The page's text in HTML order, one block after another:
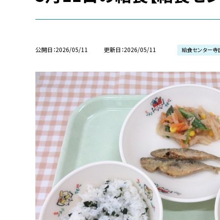
公開日 2026/05/11 更新日 2026/05/11 給食センター寺